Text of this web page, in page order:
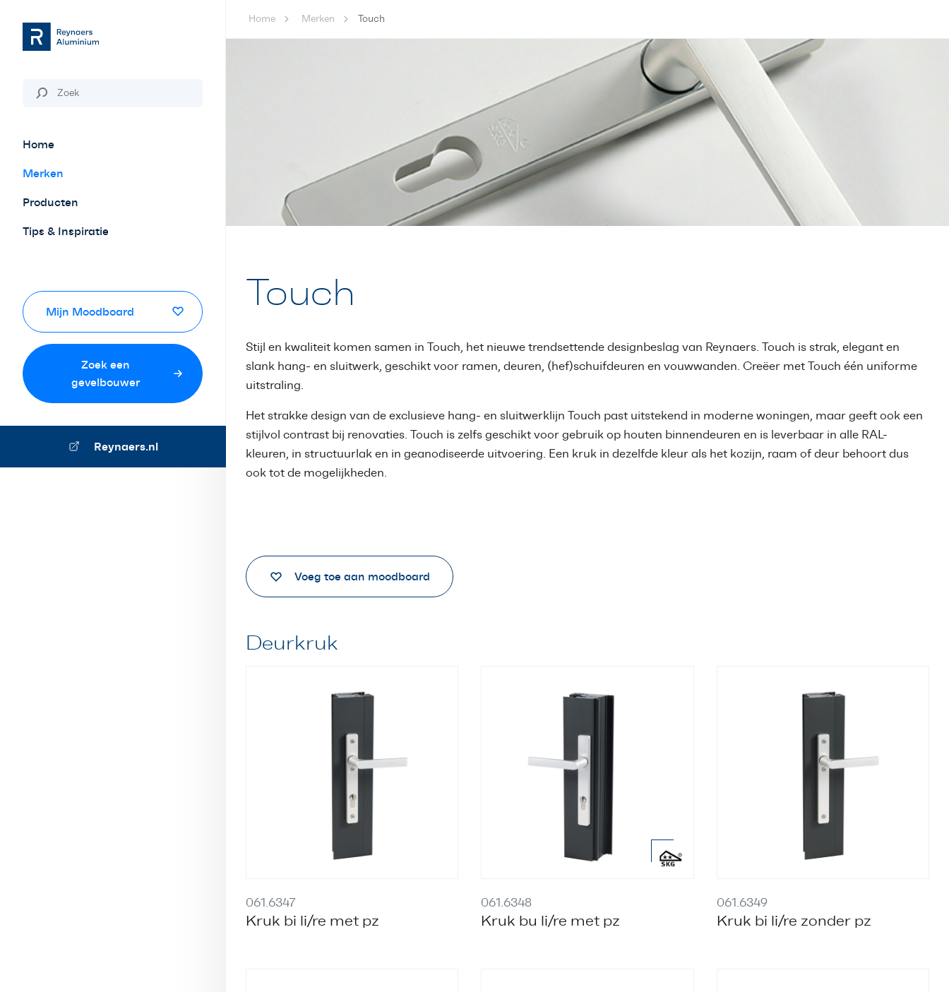
Home
Merken
Producten
Tips & Inspiratie
Mijn Moodboard
Zoek een
gevelbouwer
Reynaers.nl
Home Merken Touch
Touch
Stijl en kwaliteit komen samen in Touch, het nieuwe trendsettende designbeslag van Reynaers. Touch is strak, elegant en
slank hang- en sluitwerk, geschikt voor ramen, deuren, (hef)schuifdeuren en vouwwanden. Creëer met Touch één uniforme
uitstraling.
Het strakke design van de exclusieve hang- en sluitwerklijn Touch past uitstekend in moderne woningen, maar geeft ook een
stijlvol contrast bij renovaties. Touch is zelfs geschikt voor gebruik op houten binnendeuren en is leverbaar in alle RAL-
kleuren, in structuurlak en in geanodiseerde uitvoering. Een kruk in dezelfde kleur als het kozijn, raam of deur behoort dus
ook tot de mogelijkheden.
Voeg toe aan moodboard
Deurkruk
061.6347
Kruk bi li/re met pz
061.6348
Kruk bu li/re met pz
061.6349
Kruk bi li/re zonder pz